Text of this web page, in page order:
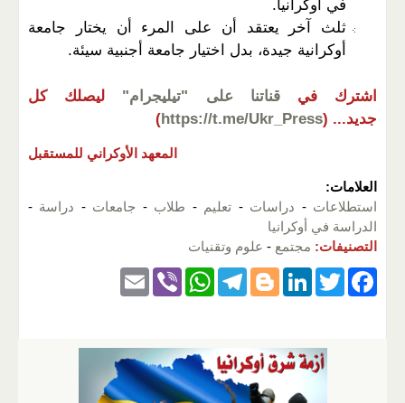
في أوكرانيا.
ثلث آخر يعتقد أن على المرء أن يختار جامعة
أوكرانية جيدة، بدل اختيار جامعة أجنبية سيئة.
اشترك في قناتنا على "تيليجرام"
ليصلك كل
جديد... (
https://t.me/Ukr_Press
)
المعهد الأوكراني للمستقبل
العلامات:
استطلاعات - دراسات - تعليم - طلاب - جامعات - دراسة -
الدراسة في أوكرانيا
التصنيفات: مجتمع - علوم وتقنيات
F
T
er
Li
e
dI
Bl
g
er
T
gr
a
W
s
A
Vi